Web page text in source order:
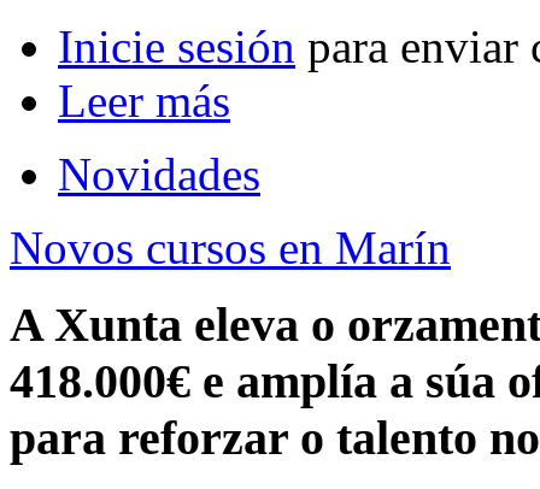
Inicie sesión para enviar
Leer más
Novidades
Novos cursos en Marín
A Xunta eleva o
418.000€ e amplía a súa
para reforzar o talento